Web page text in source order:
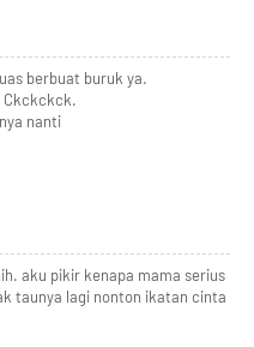
berbuat buruk ya.
Ckckckck.
nanti
aku pikir kenapa mama serius
taunya lagi nonton ikatan cinta